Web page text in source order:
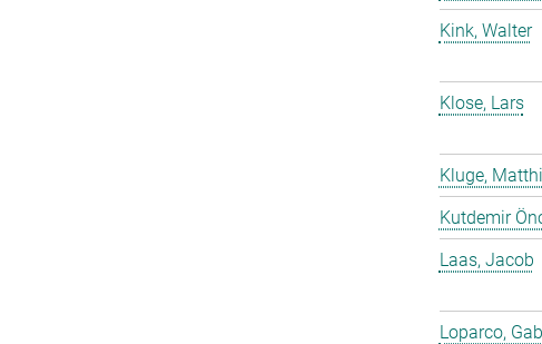
Kink, Walter
Klose, Lars
Kluge,
Kutdemir
Laas, Jacob
Loparco,